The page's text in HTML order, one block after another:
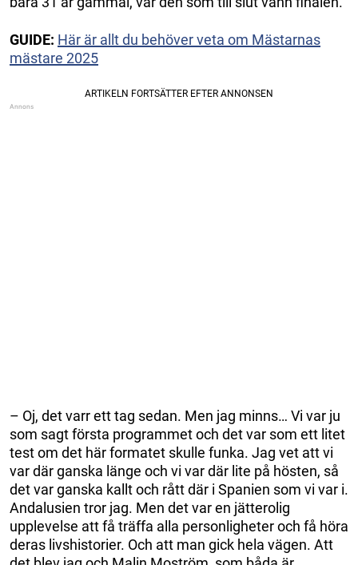
GUIDE: Här är allt du behöver veta om Mästarnas
mästare 2025
– Oj, det varr ett tag sedan. Men jag minns… Vi var ju
som sagt första programmet och det var som ett litet
test om det här formatet skulle funka. Jag vet att vi
var där ganska länge och vi var där lite på hösten, så
det var ganska kallt och rått där i Spanien som vi var i.
Andalusien tror jag. Men det var en jätterolig
upplevelse att få träffa alla personligheter och få höra
deras livshistorier. Och att man gick hela vägen. Att